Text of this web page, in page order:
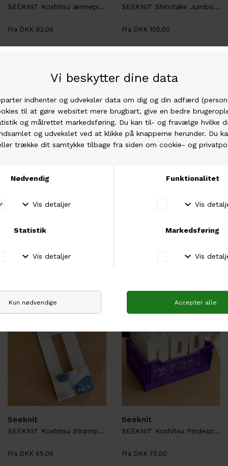
SEEKNIT Koshitsu ærmepinde
Fra DKK 92,00
SEEKNIT Shirotake Jumbo rundpinde
Fra DKK 105,00
Seeknit
Seeknit
SEEKNIT Koshitsu Strømpepinde
Fra DKK 65,00
Seeknit
SEEKNIT Koshitsu Pindespidser
Fra DKK 70,00